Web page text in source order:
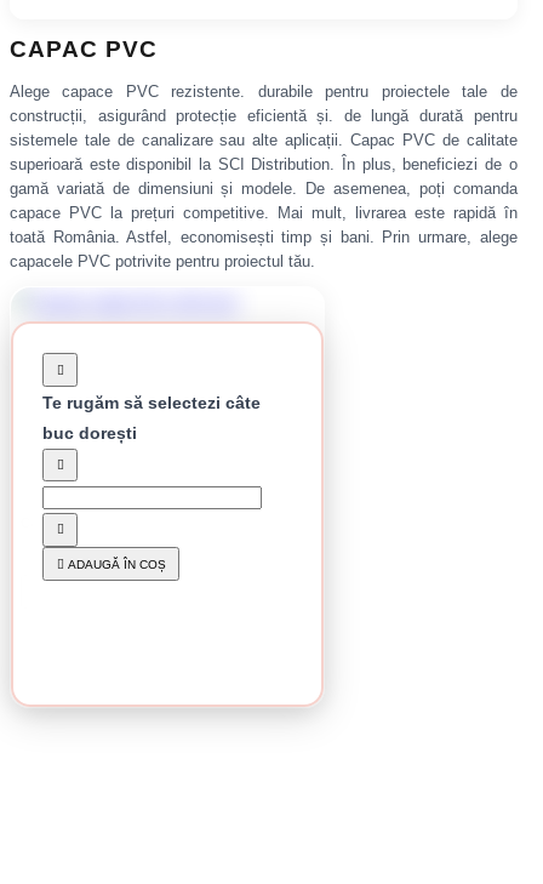
CAPAC PVC
Alege capace PVC rezistente. durabile pentru proiectele tale de
construcții, asigurând protecție eficientă și. de lungă durată pentru
sistemele tale de canalizare sau alte aplicații. Capac PVC de calitate
superioară este disponibil la SCI Distribution. În plus, beneficiezi de o
gamă variată de dimensiuni și modele. De asemenea, poți comanda
capace PVC la prețuri competitive. Mai mult, livrarea este rapidă în
toată România. Astfel, economisești timp și bani. Prin urmare, alege
capacele PVC potrivite pentru proiectul tău.
Capac stalp 40 x 60 mm
2.35 lei / buc
Te rugăm să selectezi câte
buc dorești
ADAUGĂ ÎN COȘ